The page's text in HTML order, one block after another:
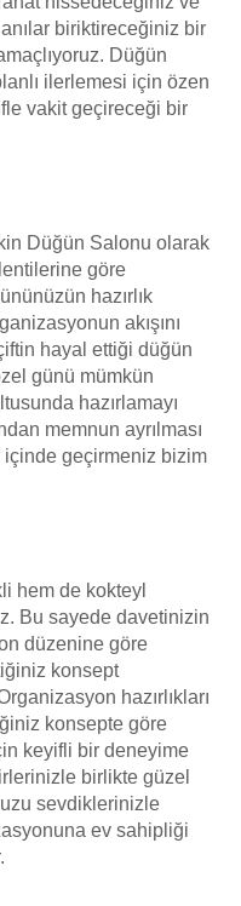
biriktireceğiniz bir
Düğün
ilerlemesi için özen
vakit geçireceği bir
Düğün Salonu olarak
göre
hazırlık
akışını
hayal ettiği düğün
günü mümkün
hazırlamayı
memnun ayrılması
içinde geçirmeniz bizim
hem de kokteyl
Bu sayede davetinizin
düzenine göre
konsept
hazırlıkları
konsepte göre
keyifli bir deneyime
birlikte güzel
sevdiklerinizle
ev sahipliği